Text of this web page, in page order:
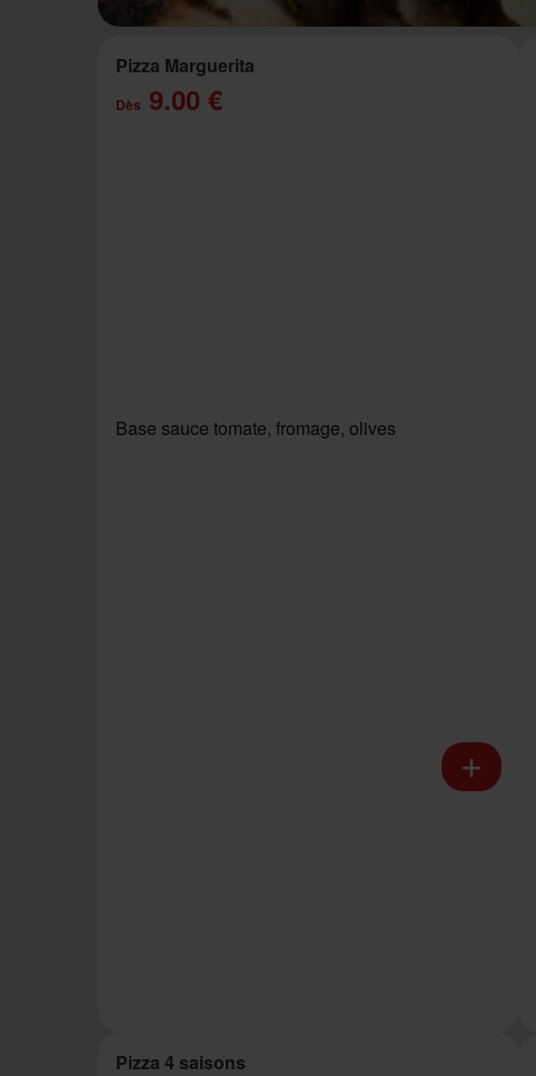
Pizza Marguerita
Dès 9.00 €
Base sauce tomate, fromage, olives
Pizza 4 saisons